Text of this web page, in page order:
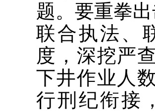
题。要重拳
联合执法、
度，深挖严
下井作业人
行刑纪衔接